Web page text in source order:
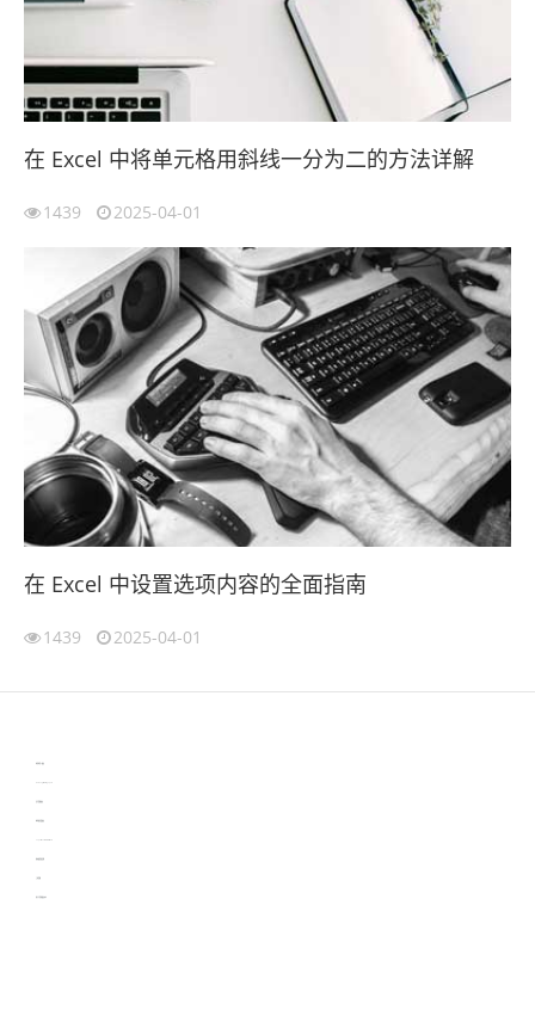
在 Excel 中将单元格用斜线一分为二的方法详解
1439 2025-04-01
在 Excel 中设置选项内容的全面指南
1439 2025-04-01